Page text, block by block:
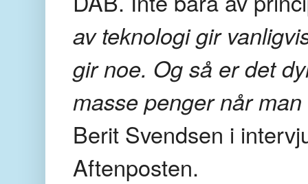
av teknologi gir
gir noe. Og så er det
masse penger når
Berit Svendsen i
Aftenposten.